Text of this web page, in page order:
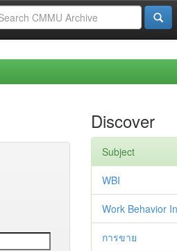
Discover
Subject
WBI
Work Behavior
การขาย